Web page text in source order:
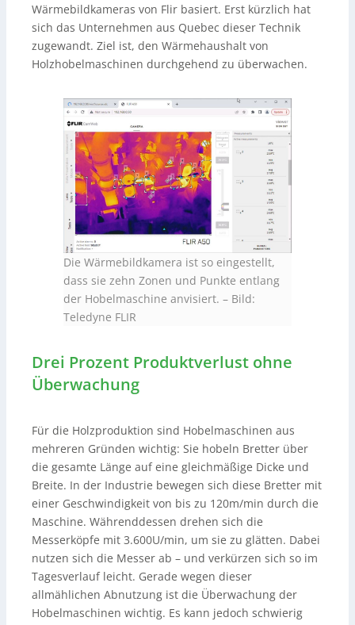
Wärmebildkameras von Flir basiert. Erst kürzlich hat
sich das Unternehmen aus Quebec dieser Technik
zugewandt. Ziel ist, den Wärmehaushalt von
Holzhobelmaschinen durchgehend zu überwachen.
Die Wärmebildkamera ist so eingestellt,
dass sie zehn Zonen und Punkte entlang
der Hobelmaschine anvisiert. – Bild:
Teledyne FLIR
Drei Prozent Produktverlust ohne
Überwachung
Für die Holzproduktion sind Hobelmaschinen aus
mehreren Gründen wichtig: Sie hobeln Bretter über
die gesamte Länge auf eine gleichmäßige Dicke und
Breite. In der Industrie bewegen sich diese Bretter mit
einer Geschwindigkeit von bis zu 120m/min durch die
Maschine. Währenddessen drehen sich die
Messerköpfe mit 3.600U/min, um sie zu glätten. Dabei
nutzen sich die Messer ab – und verkürzen sich so im
Tagesverlauf leicht. Gerade wegen dieser
allmählichen Abnutzung ist die Überwachung der
Hobelmaschinen wichtig. Es kann jedoch schwierig